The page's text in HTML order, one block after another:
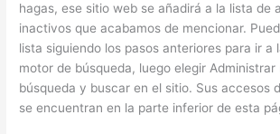
hagas, ese sitio web se añadirá a la lista de
inactivos que acabamos de mencionar.
lista siguiendo los pasos anteriores para ir a
motor de búsqueda, luego elegir Administrar
búsqueda y buscar en el sitio. Sus accesos
se encuentran en la parte inferior de esta